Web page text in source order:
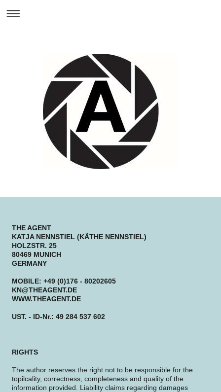
THE AGENT
KATJA NENNSTIEL (KÄTHE NENNSTIEL)
HOLZSTR. 25
80469 MUNICH
GERMANY
MOBILE: +49 (0)176 - 80202605
KN@THEAGENT.DE
WWW.THEAGENT.DE
UST. - ID-Nr.: 49 284 537 602
RIGHTS
The author reserves the right not to be responsible for the
topilcality, correctness, completeness and quality of the
information provided. Liability claims regarding damages